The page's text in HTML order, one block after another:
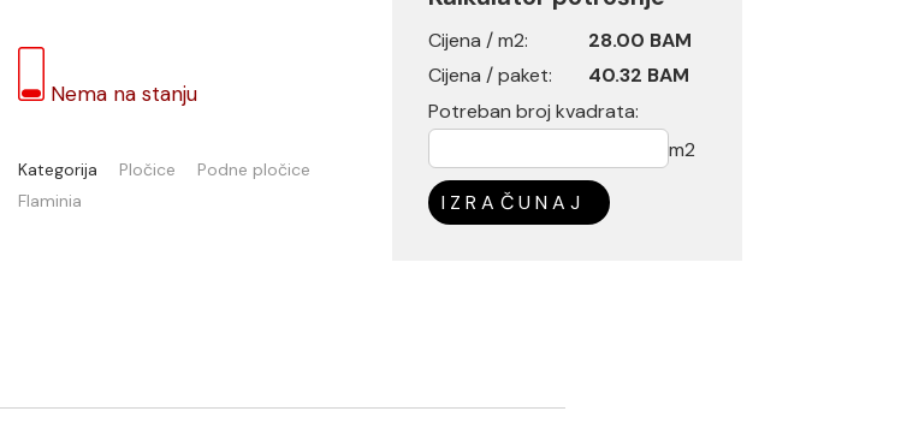
Nema na stanju
Kategorija Pločice
Podne pločice
Flaminia
Cijena / m2:
28.00 BAM
Cijena / paket:
40.32 BAM
Potreban broj kvadrata:
m2
IZRAČUNAJ